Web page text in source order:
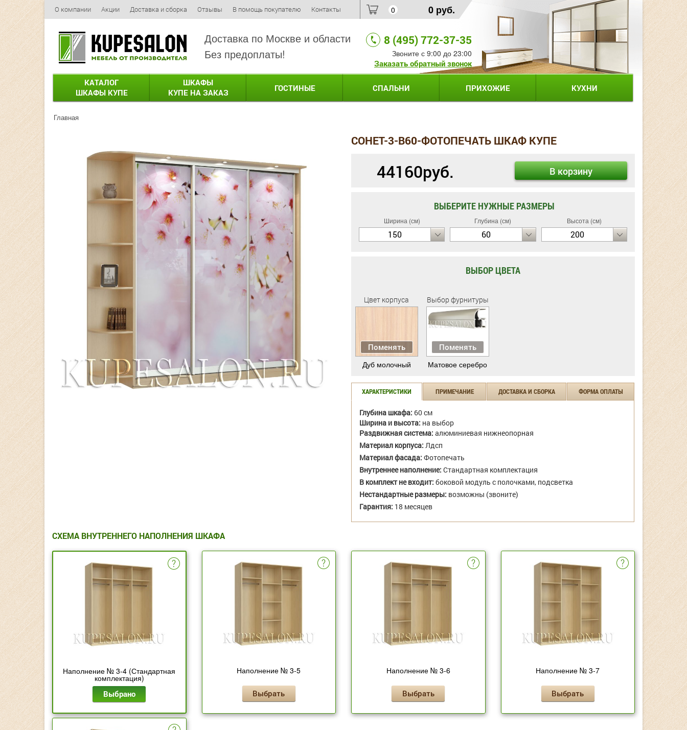
О компании Акции Доставка и сборка Отзывы В помощь покупателю Контакты 0 0 руб.
Доставка по Москве и области
Без предоплаты!
8 (495) 772-37-35
Звоните с 9:00 до 23:00
Заказать обратный звонок
КАТАЛОГ
ШКАФЫ КУПЕ
ШКАФЫ
КУПЕ НА ЗАКАЗ
ГОСТИНЫЕ СПАЛЬНИ ПРИХОЖИЕ КУХНИ
Главная
СОНЕТ-3-B60-ФОТОПЕЧАТЬ ШКАФ КУПЕ
44160руб. В корзину
ВЫБЕРИТЕ НУЖНЫЕ РАЗМЕРЫ
Ширина (см)
150
Глубина (см)
60
Высота (см)
200
ВЫБОР ЦВЕТА
Цвет корпуса
Поменять
Дуб молочный
Выбор фурнитуры
Поменять
Матовое серебро
ХАРАКТЕРИСТИКИ ПРИМЕЧАНИЕ ДОСТАВКА И СБОРКА ФОРМА ОПЛАТЫ
Глубина шкафа: 60 см
Ширина и высота: на выбор
Раздвижная система: алюминиевая нижнеопорная
Материал корпуса: Лдсп
Материал фасада: Фотопечать
Внутреннее наполнение: Стандартная комплектация
В комплект не входит: боковой модуль с полочками, подсветка
Нестандартные размеры: возможны (звоните)
Гарантия: 18 месяцев
СХЕМА ВНУТРЕННЕГО НАПОЛНЕНИЯ ШКАФА
Наполнение № 3-4 (Стандартная
комплектация)
Выбрано
Наполнение № 3-5
Выбрать
Наполнение № 3-6
Выбрать
Наполнение № 3-7
Выбрать